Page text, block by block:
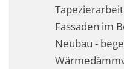
Kalkkind-
Fassaden im
Neubau -